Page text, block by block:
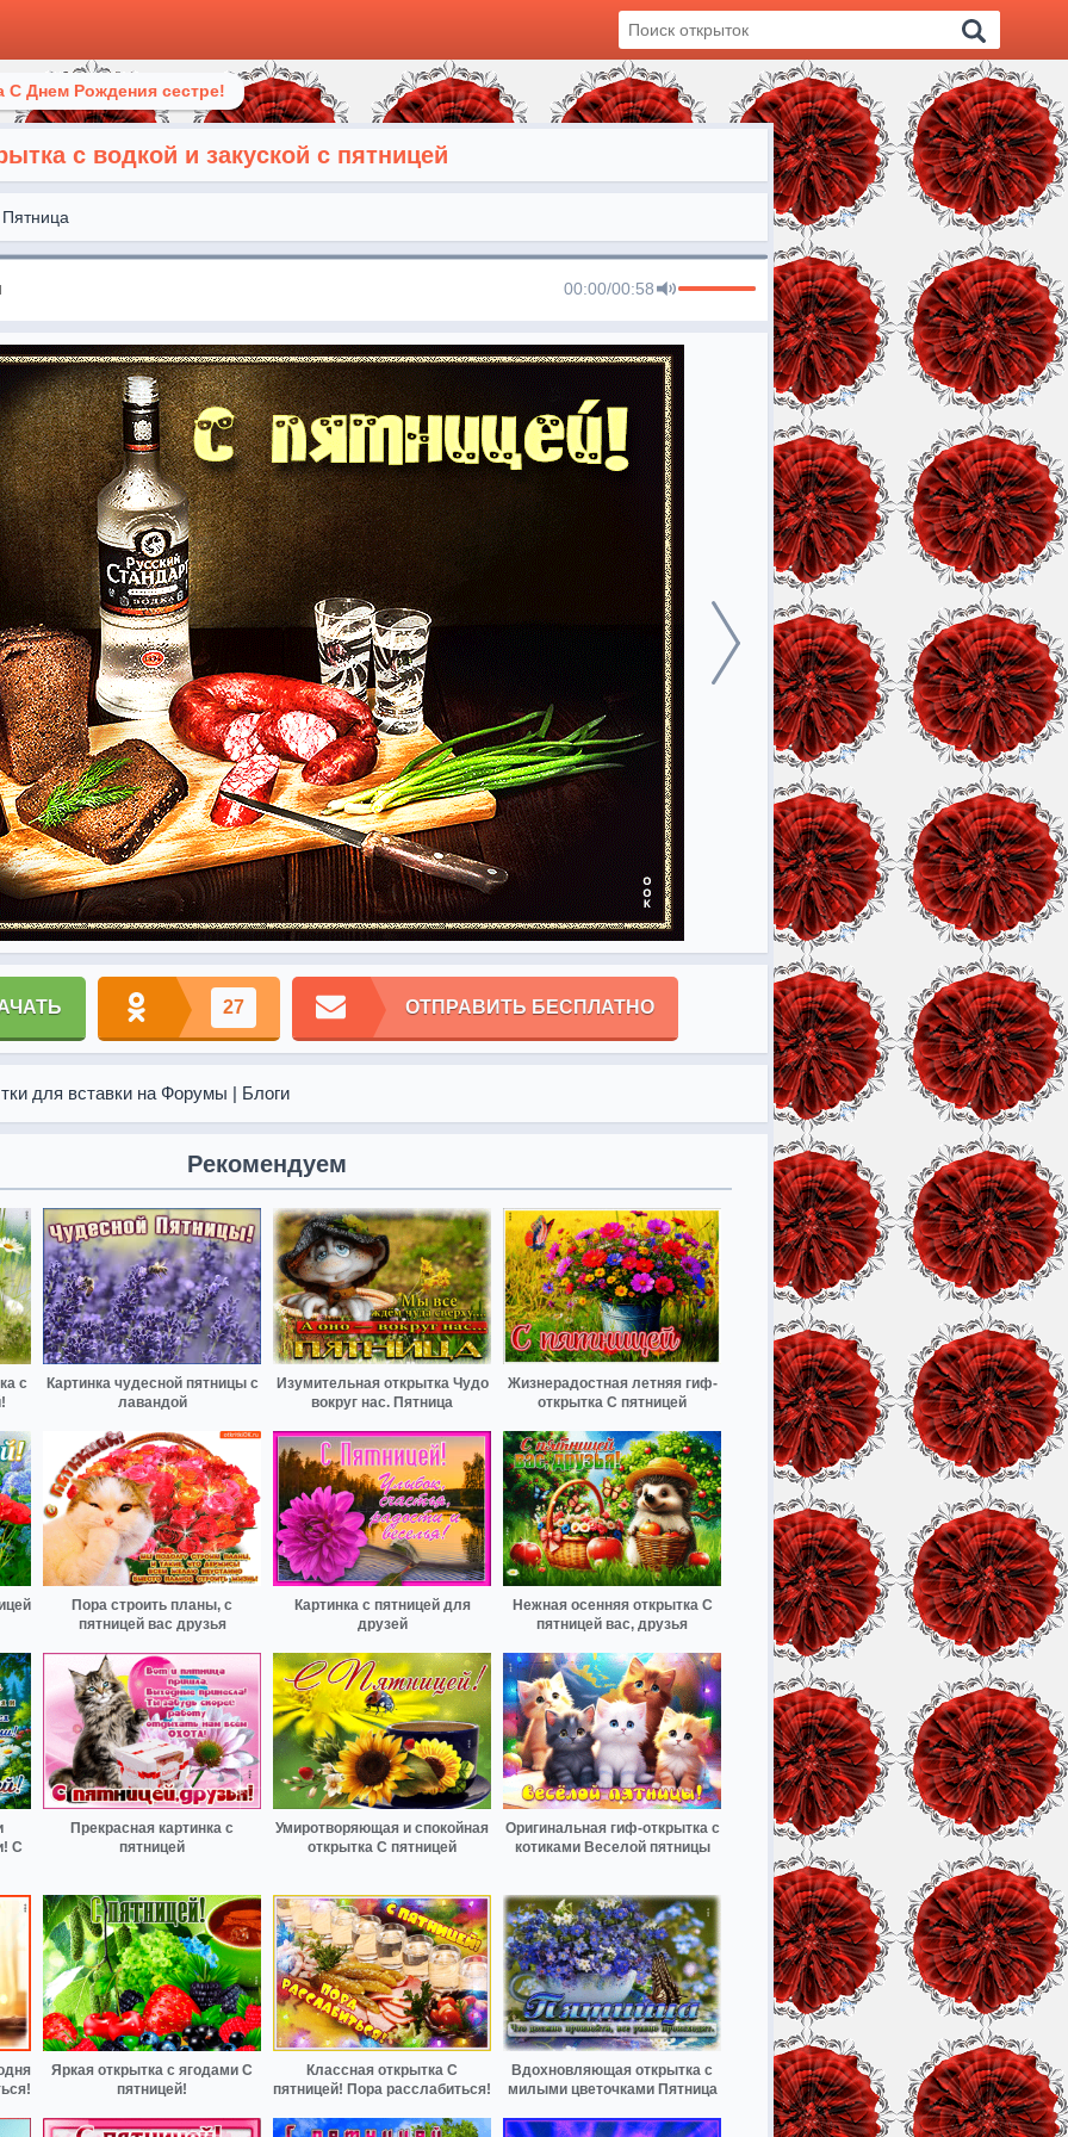
С Днем Рождения сестре!
с водкой и закуской с пятницей
Пятница
00:00/00:58
27 ОТПРАВИТЬ БЕСПЛАТНО
для вставки на Форумы | Блоги
Рекомендуем
с
Картинка чудесной пятницы с
лавандой
Изумительная открытка Чудо
вокруг нас. Пятница
Жизнерадостная летняя гиф-
открытка С пятницей
Пора строить планы, с
пятницей вас друзья
Картинка с пятницей для
друзей
Нежная осенняя открытка С
пятницей вас, друзья
С
Прекрасная картинка с
пятницей
Умиротворяющая и спокойная
открытка С пятницей
Оригинальная гиф-открытка с
котиками Веселой пятницы
Яркая открытка с ягодами С
пятницей!
Классная открытка С
пятницей! Пора расслабиться!
Вдохновляющая открытка с
милыми цветочками Пятница